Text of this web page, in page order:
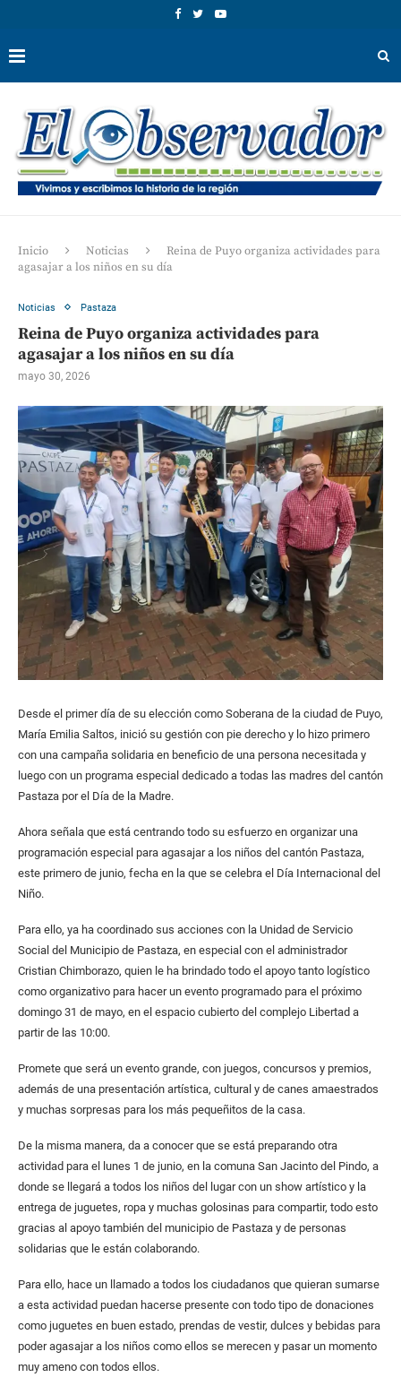
Inicio Noticias
Reina de Puyo organiza actividades para
agasajar a los niños en su día
Noticias Pastaza
Reina de Puyo organiza actividades para
agasajar a los niños en su día
mayo 30, 2026
Desde el primer día de su elección como Soberana de la ciudad de Puyo,
María Emilia Saltos, inició su gestión con pie derecho y lo hizo primero
con una campaña solidaria en beneficio de una persona necesitada y
luego con un programa especial dedicado a todas las madres del cantón
Pastaza por el Día de la Madre.
Ahora señala que está centrando todo su esfuerzo en organizar una
programación especial para agasajar a los niños del cantón Pastaza,
este primero de junio, fecha en la que se celebra el Día Internacional del
Niño.
Para ello, ya ha coordinado sus acciones con la Unidad de Servicio
Social del Municipio de Pastaza, en especial con el administrador
Cristian Chimborazo, quien le ha brindado todo el apoyo tanto logístico
como organizativo para hacer un evento programado para el próximo
domingo 31 de mayo, en el espacio cubierto del complejo Libertad a
partir de las 10:00.
Promete que será un evento grande, con juegos, concursos y premios,
además de una presentación artística, cultural y de canes amaestrados
y muchas sorpresas para los más pequeñitos de la casa.
De la misma manera, da a conocer que se está preparando otra
actividad para el lunes 1 de junio, en la comuna San Jacinto del Pindo, a
donde se llegará a todos los niños del lugar con un show artístico y la
entrega de juguetes, ropa y muchas golosinas para compartir, todo esto
gracias al apoyo también del municipio de Pastaza y de personas
solidarias que le están colaborando.
Para ello, hace un llamado a todos los ciudadanos que quieran sumarse
a esta actividad puedan hacerse presente con todo tipo de donaciones
como juguetes en buen estado, prendas de vestir, dulces y bebidas para
poder agasajar a los niños como ellos se merecen y pasar un momento
muy ameno con todos ellos.